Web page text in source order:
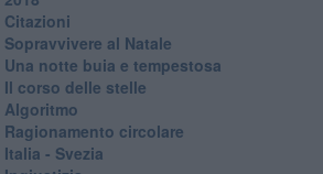
Citazioni
​Sopravvivere al Natale
​Una notte buia e tempestosa
Il corso delle stelle
Algoritmo
Ragionamento circolare
Italia - Svezia